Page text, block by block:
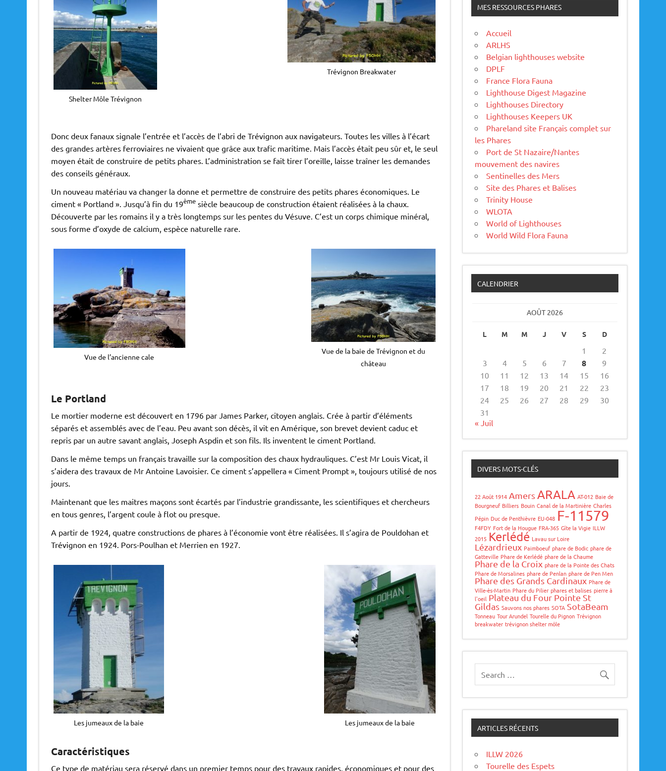
Shelter Môle Trévignon
Trévignon Breakwater
Donc deux fanaux signale l’entrée et l’accès de l’abri de Trévignon aux navigateurs. Toutes les villes à l’écart
des grandes artères ferroviaires ne vivaient que grâce aux trafic maritime. Mais l’accès était peu sûr et, le seul
moyen était de construire de petits phares. L’administration se fait tirer l’oreille, laisse traîner les demandes
des conseils généraux.
Un nouveau matériau va changer la donne et permettre de construire des petits phares économiques. Le
ciment « Portland ». Jusqu’à fin du 19èmesiècle beaucoup de construction étaient réalisées à la chaux.
Découverte par les romains il y a très longtemps sur les pentes du Vésuve. C’est un corps chimique minéral,
sous forme d’oxyde de calcium, espèce naturelle rare.
Vue de l’ancienne cale
Vue de la baie de Trévignon et du
château
Le Portland
Le mortier moderne est découvert en 1796 par James Parker, citoyen anglais. Crée à partir d’éléments
séparés et assemblés avec de l’eau. Peu avant son décès, il vit en Amérique, son brevet devient caduc et
repris par un autre savant anglais, Joseph Aspdin et son fils. Ils inventent le ciment Portland.
Dans le même temps un français travaille sur la composition des chaux hydrauliques. C’est Mr Louis Vicat, il
s’aidera des travaux de Mr Antoine Lavoisier. Ce ciment s’appellera « Ciment Prompt », toujours utilisé de nos
jours.
Maintenant que les maitres maçons sont écartés par l’industrie grandissante, les scientifiques et chercheurs
en tous genres, l’argent coule à flot ou presque.
A partir de 1924, quatre constructions de phares à l’économie vont être réalisées. Il s’agira de Pouldohan et
Trévignon en 1924. Pors-Poulhan et Merrien en 1927.
Les jumeaux de la baie Les jumeaux de la baie
Caractéristiques
Ce type de matériau sera réservé dans un premier temps pour des travaux rapides, économiques et pour des
MES RESSOURCES PHARES
Accueil
ARLHS
Belgian lighthouses website
DPLF
France Flora Fauna
Lighthouse Digest Magazine
Lighthouses Directory
Lighthouses Keepers UK
Phareland site Français complet sur
les Phares
Port de St Nazaire/Nantes
mouvement des navires
Sentinelles des Mers
Site des Phares et Balises
Trinity House
WLOTA
World of Lighthouses
World Wild Flora Fauna
CALENDRIER
AOÛT 2026
L M M J V S D
1
2
3
4 5 6 7 8
9
10
11 12 13 14 15
16
17
18 19 20 21 22
23
24
25 26 27 28 29
30
31
« Juil
DIVERS MOTS-CLÉS
22 Août 1914 Amers ARALA AT-012 Baie de
Bourgneuf Billiers Bouin Canal de la Martinière Charles
Pépin Duc de Penthièvre EU-048 F-11579
F4FDY Fort de la Hougue FRA-365 Gîte la Vigie ILLW
2015 Kerlédé Lavau sur Loire
Lézardrieux Paimboeuf phare de Bodic phare de
Gatteville Phare de Kerlédé phare de la Chaume
Phare de la Croix phare de la Pointe des Chats
Phare de Morsalines phare de Penlan phare de Pen Men
Phare des Grands Cardinaux Phare de
Ville-ès-Martin Phare du Pilier phares et balises pierre à
l'oeil Plateau du Four Pointe St
Gildas Sauvons nos phares SOTA SotaBeam
Tonneau Tour Arundel Tourelle du Pignon Trévignon
breakwater trévignon shelter môle
ARTICLES RÉCENTS
ILLW 2026
Tourelle des Espets